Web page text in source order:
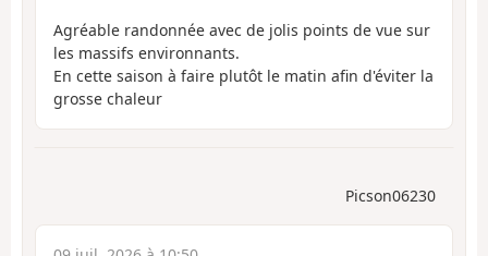
Agréable randonnée avec de jolis points de vue sur
les massifs environnants.
En cette saison à faire plutôt le matin afin d'éviter la
grosse chaleur
Picson06230